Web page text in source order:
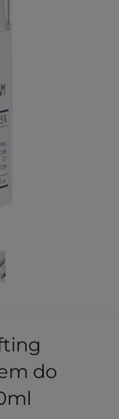
do